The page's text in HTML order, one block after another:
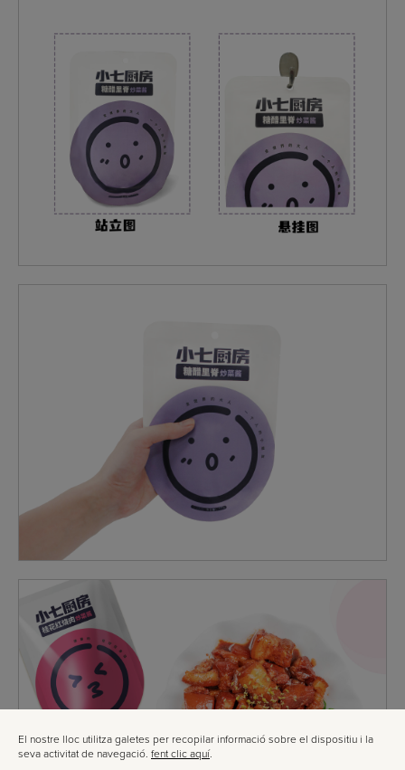
El nostre lloc utilitza galetes per recopilar informació sobre el dispositiu i la
seva activitat de navegació. fent clic aquí.